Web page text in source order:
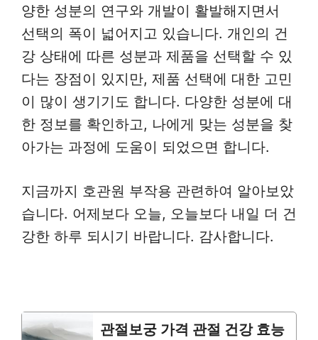
양한 성분의 연구와 개발이 활발해지면서
선택의 폭이 넓어지고 있습니다. 개인의 건
강 상태에 따른 성분과 제품을 선택할 수 있
다는 장점이 있지만, 제품 선택에 대한 고민
이 많이 생기기도 합니다. 다양한 성분에 대
한 정보를 확인하고, 나에게 맞는 성분을 찾
아가는 과정에 도움이 되었으면 합니다.
지금까지 호관원 부작용 관련하여 알아보았
습니다. 어제보다 오늘, 오늘보다 내일 더 건
강한 하루 되시기 바랍니다. 감사합니다.
관절보궁 가격 관절 건강 효능